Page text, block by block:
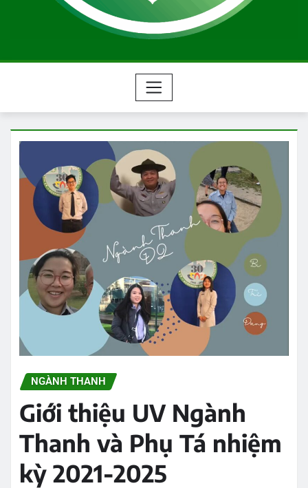
NGÀNH THANH
Giới thiệu UV Ngành
Thanh và Phụ Tá nhiệm
kỳ 2021-2025